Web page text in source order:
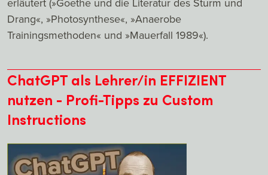
Drang«, »Photosynthese«, »Anaerobe
Trainingsmethoden« und »Mauerfall 1989«).
ChatGPT als Lehrer/in EFFIZIENT
nutzen - Profi-Tipps zu Custom
Instructions